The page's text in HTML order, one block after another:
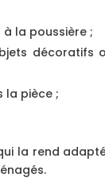
la poussière ;
décoratifs
la pièce ;
la rend